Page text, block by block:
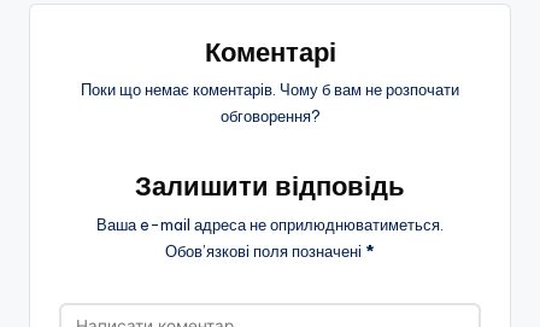
Коментарі
Поки що немає коментарів. Чому б вам не розпочати
обговорення?
Залишити відповідь
Ваша e-mail адреса не оприлюднюватиметься.
Обов’язкові поля позначені *